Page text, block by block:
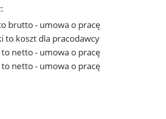
brutto - umowa o pracę
to koszt dla pracodawcy
netto - umowa o pracę
netto - umowa o pracę